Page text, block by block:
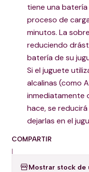
tiene una
proceso de
minutos. La
reduciendo
batería de su
Si el juguete
alcalinas (como
inmediatamente
hace, se
dejarlas en el
COMPARTIR
|
Mostrar stock de